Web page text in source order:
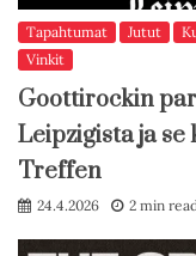
Tapahtumat Jutut
Vinkit
Goottirockin
Leipzigista ja
Treffen
24.4.2026 2 min read